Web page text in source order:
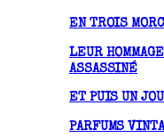
v
s
EN TROIS
LEUR
ASSASSINÉ
ET PUIS UN
PARFUMS